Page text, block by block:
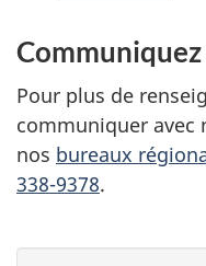
Pour plus de
communiquer avec
nos bureaux
338-9378.